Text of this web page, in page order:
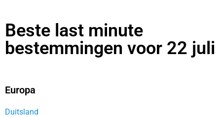
Beste last minute
bestemmingen voor 22 juli
Europa
Duitsland